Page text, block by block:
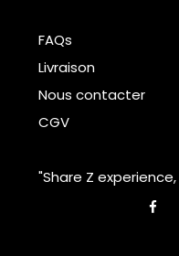
FAQs
Livraison
Nous contacter
CGV
"Share Z